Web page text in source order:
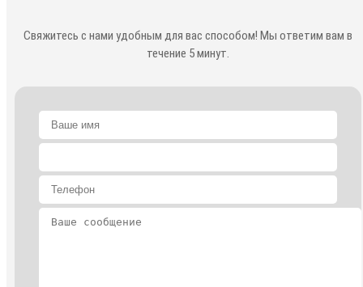
Свяжитесь с нами удобным для вас способом! Мы ответим вам в
течение 5 минут.